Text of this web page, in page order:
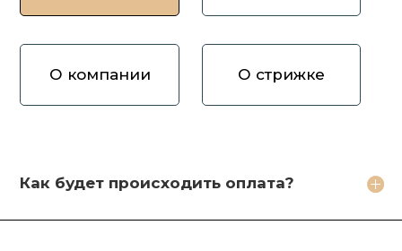
О компании О стрижке
Как будет происходить оплата?
Как вы оцениваете волосы?
Зачем продавать волосы Вам?
Кто будет стричь мои волосы?